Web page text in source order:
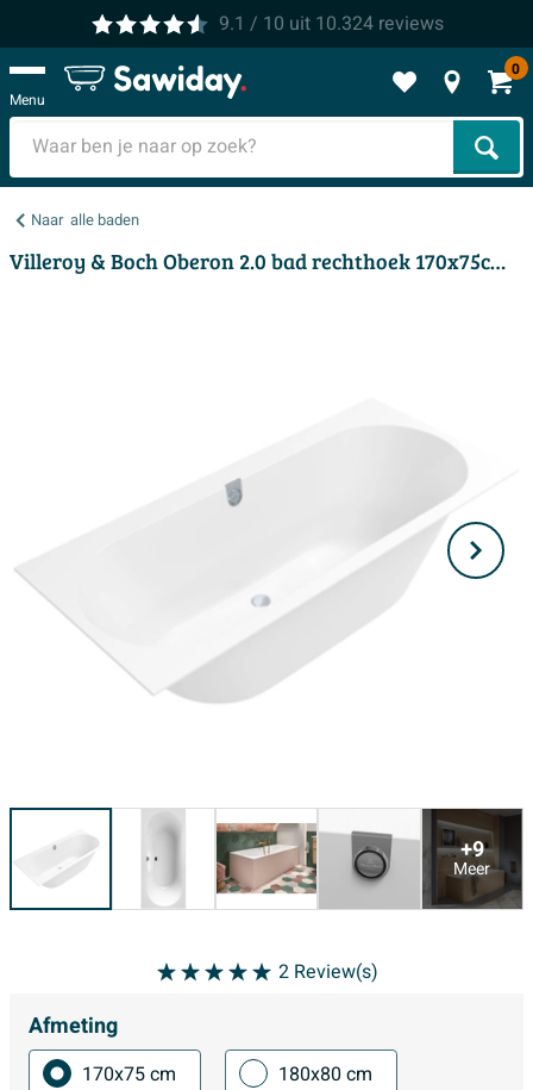
9.1 / 10 uit 10.324reviews
Menu
0
Naar alle baden
Villeroy & Boch Oberon 2.0 bad rechthoek 170x75cm - duo wit
+9
Meer
2 Review(s)
Afmeting
170x75 cm 180x80 cm